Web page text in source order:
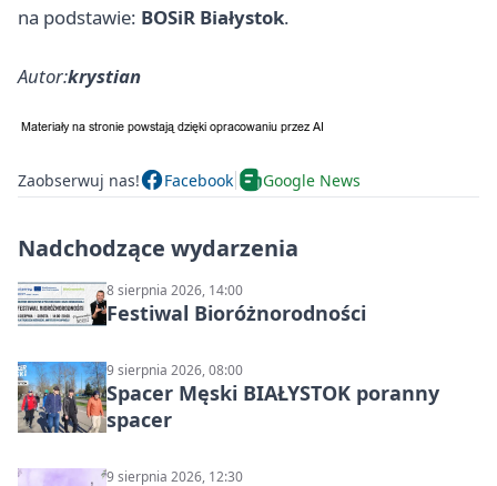
na podstawie: BOSiR Białystok.
Autor:krystian
Zaobserwuj nas! Facebook Google News
Nadchodzące wydarzenia
8 sierpnia 2026, 14:00
Festiwal Bioróżnorodności
9 sierpnia 2026, 08:00
Spacer Męski BIAŁYSTOK poranny
spacer
9 sierpnia 2026, 12:30